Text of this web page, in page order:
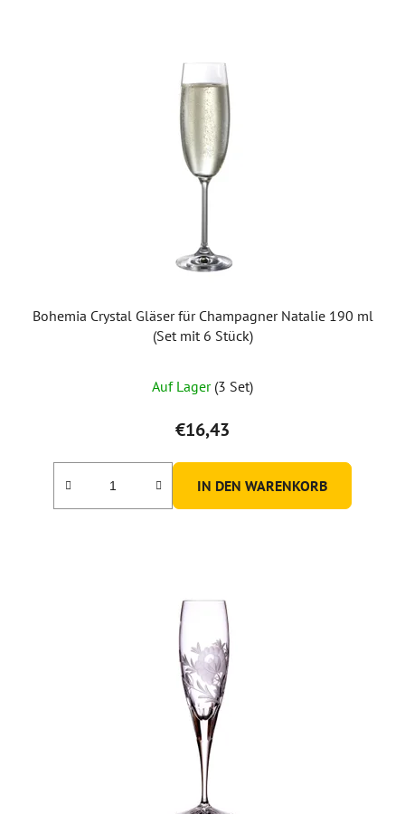
Bohemia Crystal Gläser für Champagner Natalie 190 ml
(Set mit 6 Stück)
Auf Lager (3 Set)
€16,43
IN DEN WARENKORB